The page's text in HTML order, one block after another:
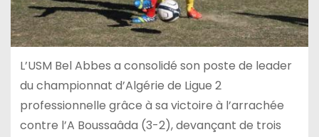
L’USM Bel Abbes a consolidé son poste de leader
du championnat d’Algérie de Ligue 2
professionnelle grâce à sa victoire à l’arrachée
contre l’A Boussaâda (3-2), devançant de trois